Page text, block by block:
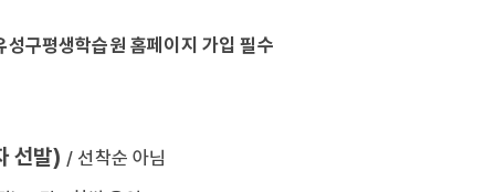
성구평생학습원 홈페이지 가입 필수
선발) / 선착순 아님